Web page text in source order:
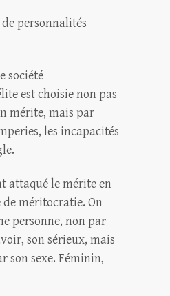
de personnalités
société
est choisie non pas
mérite, mais par
les incapacités
attaqué le mérite en
méritocratie. On
personne, non par
son sérieux, mais
son sexe. Féminin,